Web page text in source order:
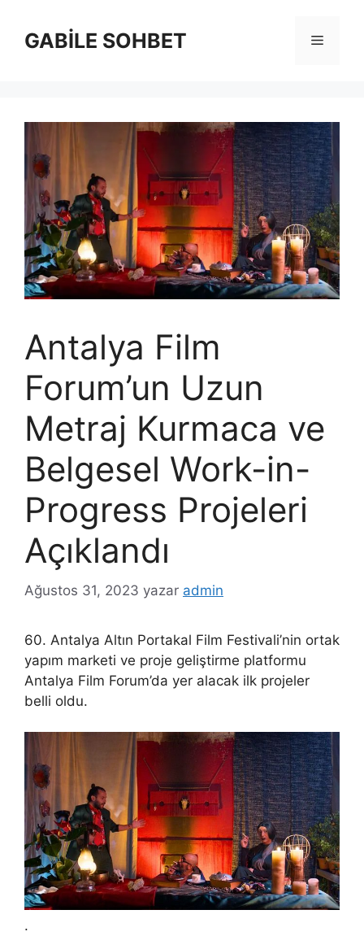
GABİLE SOHBET Menü
Antalya Film
Forum’un Uzun
Metraj Kurmaca ve
Belgesel Work-in-
Progress Projeleri
Açıklandı
Ağustos 31, 2023 yazar admin
60. Antalya Altın Portakal Film Festivali’nin ortak
yapım marketi ve proje geliştirme platformu
Antalya Film Forum’da yer alacak ilk projeler
belli oldu.
.